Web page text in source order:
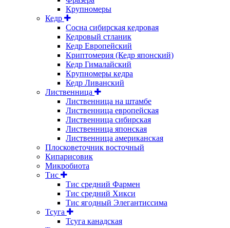
Крупномеры
Кедр
Сосна сибирская кедровая
Кедровый стланик
Кедр Европейский
Криптомерия (Кедр японский)
Кедр Гималайский
Крупномеры кедра
Кедр Ливанский
Лиственница
Лиственница на штамбе
Лиственница европейская
Лиственница сибирская
Лиственница японская
Лиственница американская
Плосковеточник восточный
Кипарисовик
Микробиота
Тис
Тис средний Фармен
Тис средний Хикси
Тис ягодный Элегантиссима
Тсуга
Тсуга канадская